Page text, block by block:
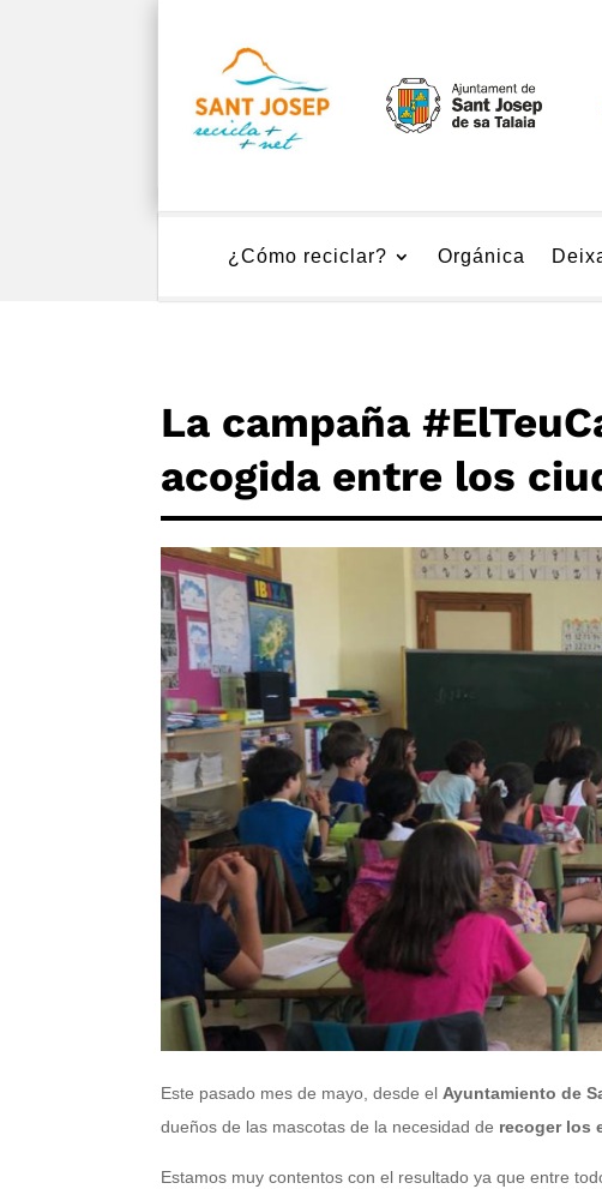
¿Cómo reciclar? Orgánica
La campaña
acogida entre los
Este pasado mes de mayo, desde elAyuntamiento de
dueños de las mascotas de la necesidad de recoger los
Estamos muy contentos con el resultado ya que entre